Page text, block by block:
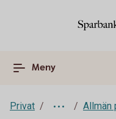
Meny
Privat Allmän